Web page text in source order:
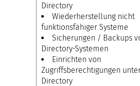
Directory
Wiederherstellung nicht
funktionsfähiger Systeme
Sicherungen / Backups
Directory-Systemen
Einrichten von
Zugriffsberechtigungen
Directory